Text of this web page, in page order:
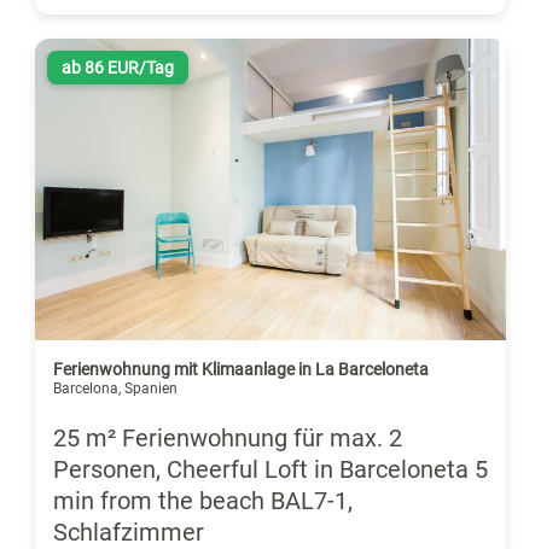
ab 86 EUR/Tag
Ferienwohnung mit Klimaanlage in La Barceloneta
Barcelona, Spanien
25 m² Ferienwohnung für max. 2
Personen, Cheerful Loft in Barceloneta 5
min from the beach BAL7-1,
Schlafzimmer